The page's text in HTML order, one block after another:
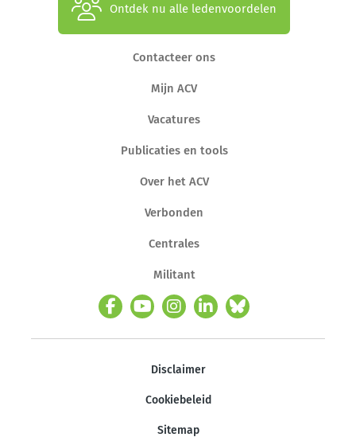
Ontdek nu alle ledenvoordelen
Contacteer ons
Mijn ACV
Vacatures
Publicaties en tools
Over het ACV
Verbonden
Centrales
Militant
Disclaimer
Cookiebeleid
Sitemap